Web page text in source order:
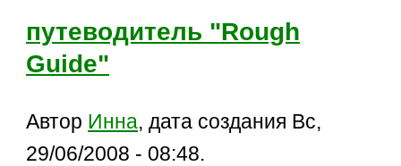
путеводитель "Rough
Guide"
Автор Инна, дата создания Вс,
29/06/2008 - 08:48.